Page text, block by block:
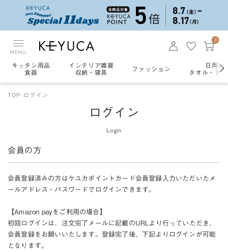
MENU
0
キッチン用品
食器
インテリア雑貨
収納・寝具
ファッション
日用雑
タオル・ア
TOP ログイン
ログイン
Login
会員の方
会員登録済みの方はケユカポイントカード会員登録入力いただいたメ
ールアドレス・パスワードでログインできます。
【Amazon payをご利用の場合】
初回ログインは、注文完了メールに記載のURLより行っていただき、
会員登録をお願いいたします。登録完了後、下記よりログインが可能
となります。